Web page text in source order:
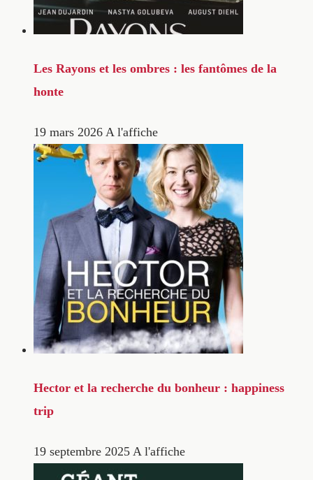
Les Rayons et les ombres : les fantômes de la
honte
19 mars 2026 A l'affiche
Hector et la recherche du bonheur : happiness
trip
19 septembre 2025 A l'affiche